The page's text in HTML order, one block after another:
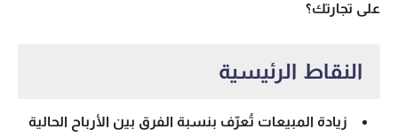
على تجارتك؟
النقاط الرئيسية
زيادة المبيعات تُعرّف بنسبة الفرق بين الأرباح الحالية